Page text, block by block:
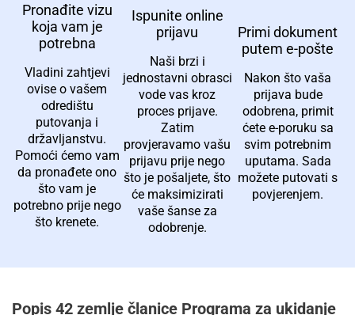
Pronađite vizu
koja vam je
potrebna
Vladini zahtjevi
ovise o vašem
odredištu
putovanja i
državljanstvu.
Pomoći ćemo vam
da pronađete ono
što vam je
potrebno prije nego
što krenete.
Ispunite online
prijavu
Naši brzi i
jednostavni obrasci
vode vas kroz
proces prijave.
Zatim
provjeravamo vašu
prijavu prije nego
što je pošaljete, što
će maksimizirati
vaše šanse za
odobrenje.
Primi dokument
putem e-pošte
Nakon što vaša
prijava bude
odobrena, primit
ćete e-poruku sa
svim potrebnim
uputama. Sada
možete putovati s
povjerenjem.
Popis 42 zemlje članice Programa za ukidanje